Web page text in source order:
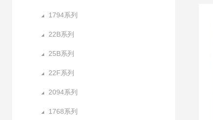
1794系列
22B系列
25B系列
22F系列
2094系列
1768系列